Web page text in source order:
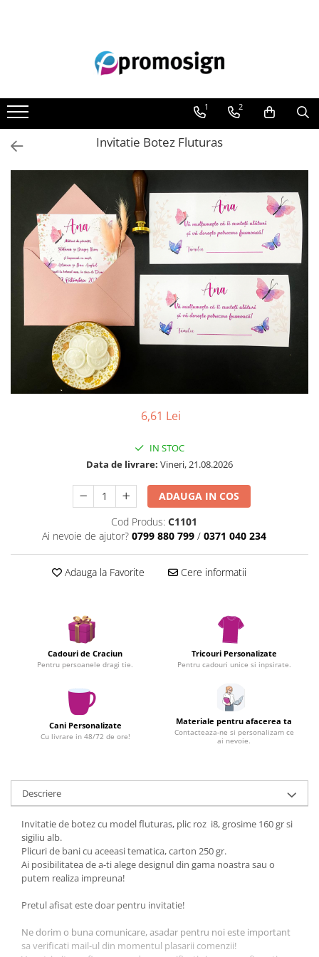
Cani personalizate
Tricouri personalizate
Barbati
Pentru afacerea ta
Carti de vizita
Pliante
Flyere
Roll-up
Decoratiuni PVC
Corturi gonflabile
Totem-uri
Green Screen
Lightbox
Mobilier portabil
Corturi Pliabile
Infoboard
Steaguri
Standuri expozitionale
Standuri Mari
Standuri Medii
Standuri Mici
Promotii
1 2
Invitatie Botez Fluturas
6,61 Lei
IN STOC
Data de livrare: Vineri, 21.08.2026
ADAUGA IN COS
Cod Produs: C1101
Ai nevoie de ajutor? 0799 880 799 / 0371 040 234
Adauga la Favorite Cere informatii
Cadouri de Craciun
Pentru persoanele dragi tie.
Tricouri Personalizate
Pentru cadouri unice si inpsirate.
Cani Personalizate
Cu livrare in 48/72 de ore!
Materiale pentru afacerea ta
Contacteaza-ne si personalizam ce
ai nevoie.
Descriere
Invitatie de botez cu model fluturas, plic roz i8, grosime 160 gr si
sigiliu alb.
Plicuri de bani cu aceeasi tematica, carton 250 gr.
Ai posibilitatea de a-ti alege designul din gama noastra sau o
putem realiza impreuna!
Pretul afisat este doar pentru invitatie!
Ne dorim o buna comunicare, asadar pentru noi este important
sa verificati mail-ul din momentul plasarii comenzii!